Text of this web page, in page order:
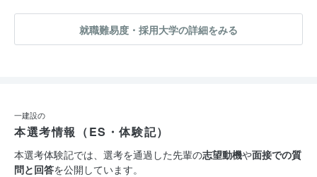
就職難易度・採用大学の詳細をみる
一建設の
本選考情報（ES・体験記）
本選考体験記では、選考を通過した先輩の志望動機や面接での質
問と回答を公開しています。